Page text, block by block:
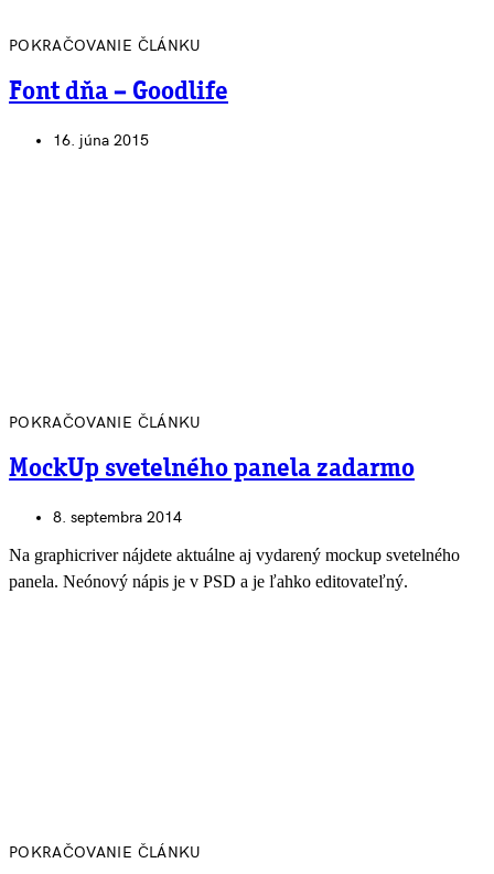
POKRAČOVANIE ČLÁNKU
Font dňa – Goodlife
16. júna 2015
POKRAČOVANIE ČLÁNKU
MockUp svetelného panela zadarmo
8. septembra 2014
Na graphicriver nájdete aktuálne aj vydarený mockup svetelného
panela. Neónový nápis je v PSD a je ľahko editovateľný.
POKRAČOVANIE ČLÁNKU